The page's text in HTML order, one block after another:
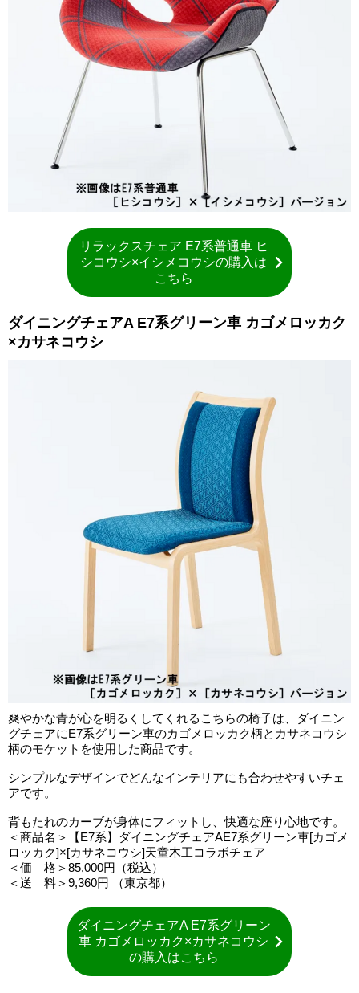
リラックスチェア E7系普通車 ヒ
シコウシ×イシメコウシの購入は
こちら
ダイニングチェアA E7系グリーン車 カゴメロッカク
×カサネコウシ
爽やかな青が心を明るくしてくれるこちらの椅子は、ダイニン
グチェアにE7系グリーン車のカゴメロッカク柄とカサネコウシ
柄のモケットを使用した商品です。
シンプルなデザインでどんなインテリアにも合わせやすいチェ
アです。
背もたれのカーブが身体にフィットし、快適な座り心地です。
＜商品名＞【E7系】ダイニングチェアAE7系グリーン車[カゴメ
ロッカク]×[カサネコウシ]天童木工コラボチェア
＜価 格＞85,000円（税込）
＜送 料＞9,360円 （東京都）
ダイニングチェアA E7系グリーン
車 カゴメロッカク×カサネコウシ
の購入はこちら